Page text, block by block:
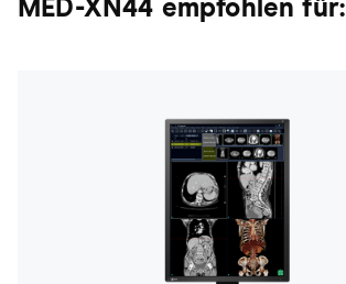
MED-XN44 empfohlen für: